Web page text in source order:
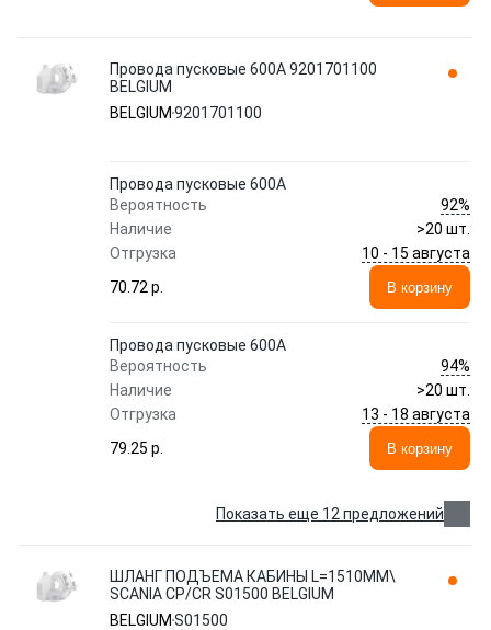
Провода пусковые 600А 9201701100
BELGIUM
BELGIUM 9201701100
Провода пусковые 600А
Вероятность
92%
Наличие
>20 шт.
Отгрузка
10 - 15 августа
70.72 p.
В корзину
Провода пусковые 600А
Вероятность
94%
Наличие
>20 шт.
Отгрузка
13 - 18 августа
79.25 p.
В корзину
Показать еще 12 предложений
ШЛАНГ ПОДЪЕМА КАБИНЫ L=1510MM\
SCANIA CP/CR S01500 BELGIUM
BELGIUM S01500